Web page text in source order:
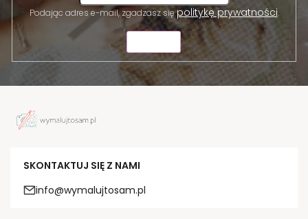
Podając adres e-mail, zgadzasz siępolitykę prywatności.
SKONTAKTUJ SIĘ Z NAMI
info@wymalujtosam.pl